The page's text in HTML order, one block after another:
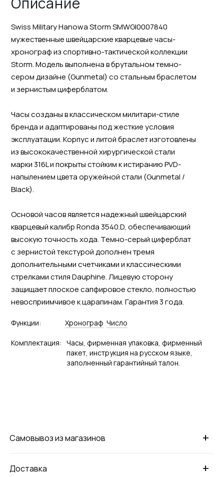
Swiss Military Hanowa Storm SMWGI0007840
мужественные швейцарские кварцевые часы-
хронограф из спортивно-тактической коллекции
Storm. Модель выполнена в брутальном темно-
сером дизайне (Gunmetal) со стальным браслетом
и зернистым циферблатом.
Часы созданы в классическом милитари-стиле
бренда и адаптированы под жесткие условия
эксплуатации. Корпус и литой браслет изготовлены
из высококачественной хирургической стали
марки 316L и покрыты стойким к истиранию PVD-
напылением цвета оружейной стали (Gunmetal /
Black).
Основой часов является надежный швейцарский
кварцевый калибр Ronda 3540.D, обеспечивающий
высокую точность хода. Темно-серый циферблат
с зернистой текстурой дополнен тремя
дополнительными счетчиками и классическими
стрелками стиля Dauphine. Лицевую сторону
защищает плоское сапфировое стекло, полностью
невосприимчивое к царапинам. Гарантия 3 года.
Функции: Хронограф Число
Комплектация: Часы, фирменная упаковка, фирменный
пакет, инструкция на русском языке,
заполненный гарантийный талон.
+
Самовывоз из магазинов
+
Доставка